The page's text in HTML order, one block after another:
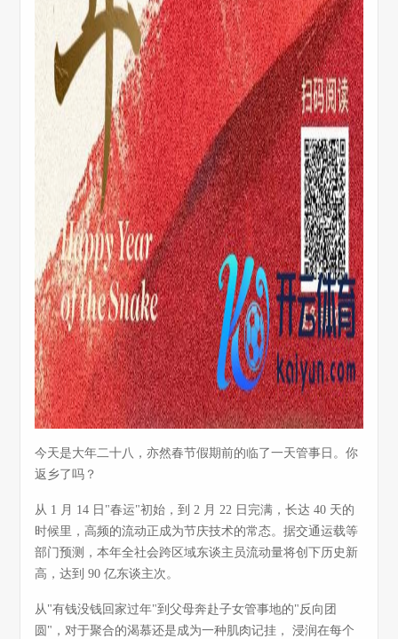
今天是大年二十八，亦然春节假期前的临了一天管事日。你
返乡了吗？
从 1 月 14 日"春运"初始，到 2 月 22 日完满，长达 40 天的
时候里，高频的流动正成为节庆技术的常态。据交通运载等
部门预测，本年全社会跨区域东谈主员流动量将创下历史新
高，达到 90 亿东谈主次。
从"有钱没钱回家过年"到父母奔赴子女管事地的"反向团
圆"，对于聚合的渴慕还是成为一种肌肉记挂， 浸润在每个